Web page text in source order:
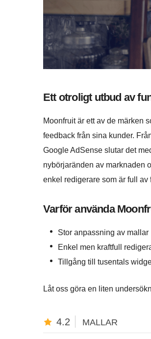
Ett otroligt utbud av
Moonfruit är ett av de märken
feedback från sina kunder.
Google AdSense slutar det
nybörjaränden av marknaden
enkel redigerare som är full
Varför använda
Stor anpassning av mallar
Enkel men kraftfull
Tillgång till tusentals
Låt oss göra en liten
4.2 MALLAR